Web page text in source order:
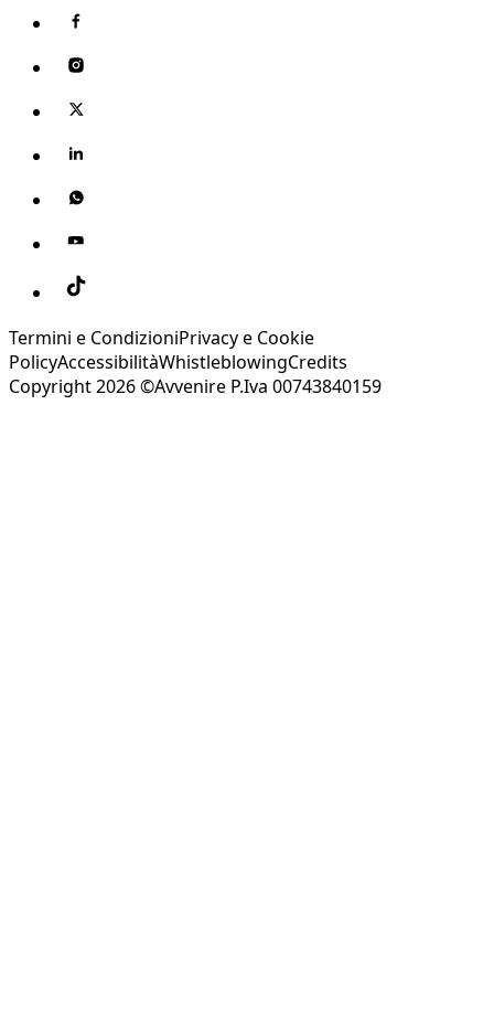
Termini e CondizioniPrivacy e Cookie
PolicyAccessibilitàWhistleblowingCredits
Copyright 2026 ©Avvenire P.Iva 00743840159